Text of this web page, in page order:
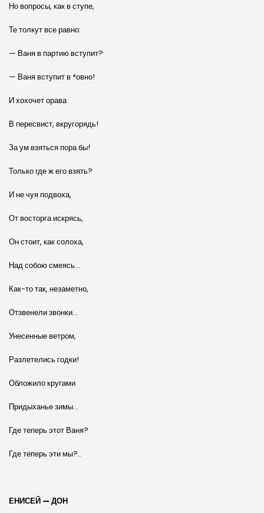
Но вопросы, как в ступе,
Те толкут все равно:
— Ваня в партию вступит?
— Ваня вступит в *овно!
И хохочет орава
В пересвист, вкругорядь!
За ум взяться пора бы!
Только где ж его взять?
И не чуя подвоха,
От восторга искрясь,
Он стоит, как солоха,
Над собою смеясь…
Как-то так, незаметно,
Отзвенели звонки…
Унесенные ветром,
Разлетелись годки!
Обложило кругами
Придыханье зимы…
Где теперь этот Ваня?
Где теперь эти мы?..
ЕНИСЕЙ — ДОН